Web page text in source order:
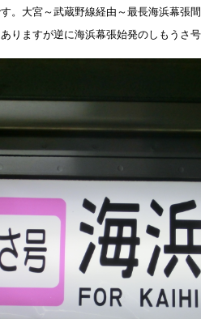
。大宮～武蔵野線経由～最長海浜幕張
りますが逆に海浜幕張始発のしもうさ号